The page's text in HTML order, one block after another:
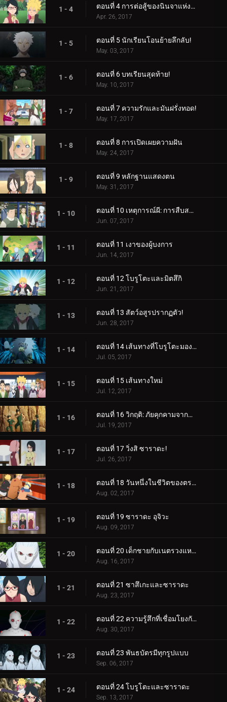
1 - 4 ตอนที่ 4 การต่อสู้ของนินจาแห่งเพศ!
Apr. 26, 2017
1 - 5 ตอนที่ 5 นักเรียนโอนย้ายลึกลับ!
May. 03, 2017
1 - 6 ตอนที่ 6 บทเรียนสุดท้าย!
May. 10, 2017
1 - 7 ตอนที่ 7 ความรักและมันฝรั่งทอด!
May. 17, 2017
1 - 8 ตอนที่ 8 การเปิดเผยความฝัน
May. 24, 2017
1 - 9 ตอนที่ 9 หลักฐานแสดงตน
May. 31, 2017
1 - 10 ตอนที่ 10 เหตุการณ์ผี: การสืบสวนเริ่มต้นขึ้น!
Jun. 07, 2017
1 - 11 ตอนที่ 11 เงาของผู้บงการ
Jun. 14, 2017
1 - 12 ตอนที่ 12 โบรูโตะและมิตสึกิ
Jun. 21, 2017
1 - 13 ตอนที่ 13 สัตว์อสูรปรากฏตัว!
Jun. 28, 2017
1 - 14 ตอนที่ 14 เส้นทางที่โบรูโตะมองเห็น
Jul. 05, 2017
1 - 15 ตอนที่ 15 เส้นทางใหม่
Jul. 12, 2017
1 - 16 ตอนที่ 16 วิกฤติ: ภัยคุกคามจากความล้มเหลว!
Jul. 19, 2017
1 - 17 ตอนที่ 17 วิ่งสิ ซาราดะ!
Jul. 26, 2017
1 - 18 ตอนที่ 18 วันหนึ่งในชีวิตของตระกูลอุซึมากิ
Aug. 02, 2017
1 - 19 ตอนที่ 19 ซาราดะ อุจิวะ
Aug. 09, 2017
1 - 20 ตอนที่ 20 เด็กชายกับเนตรวงแหวน
Aug. 16, 2017
1 - 21 ตอนที่ 21 ซาสึเกะและซาราดะ
Aug. 23, 2017
1 - 22 ตอนที่ 22 ความรู้สึกที่เชื่อมโยงกัน
Aug. 30, 2017
1 - 23 ตอนที่ 23 พันธบัตรมีทุกรูปแบบ
Sep. 06, 2017
1 - 24 ตอนที่ 24 โบรูโตะและซาราดะ
Sep. 13, 2017